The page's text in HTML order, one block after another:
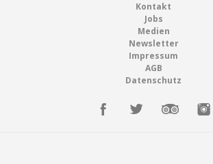
Kontakt
Jobs
Medien
Newsletter
Impressum
AGB
Datenschutz